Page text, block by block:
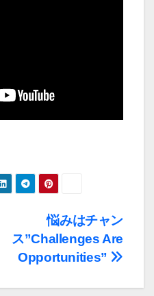
悩みはチャン
ス”Challenges Are
Opportunities”